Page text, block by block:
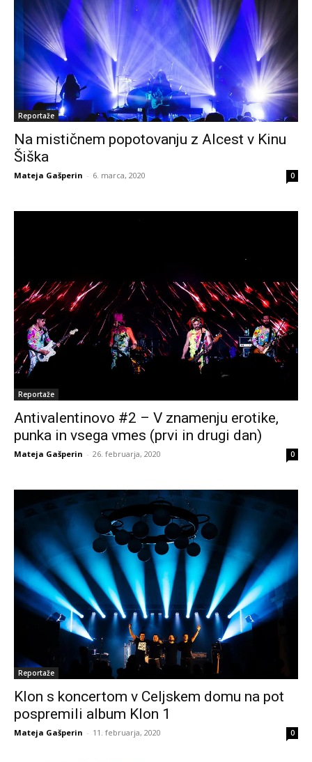
Reportaže
Na mističnem popotovanju z Alcest v Kinu
Šiška
Mateja Gašperin - 6. marca, 2020 0
Reportaže
Antivalentinovo #2 – V znamenju erotike,
punka in vsega vmes (prvi in drugi dan)
Mateja Gašperin - 26. februarja, 2020 0
Reportaže
Klon s koncertom v Celjskem domu na pot
pospremili album Klon 1
Mateja Gašperin - 11. februarja, 2020 0